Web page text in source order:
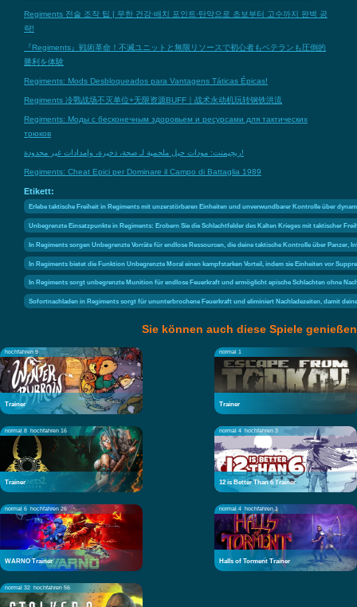
Regiments 전술 조작 팁 | 무한 건강·배치 포인트·탄약으로 초보부터 고수까지 완벽 공
략!
『Regiments』戦術革命！不滅ユニットと無限リソースで初心者もベテランも圧倒的
勝利を体験
Regiments: Mods Desbloqueados para Vantagens Táticas Épicas!
Regiments 冷戰战场不灭单位+无限资源BUFF｜战术永动机玩转钢铁洪流
Regiments: Моды с бесконечным здоровьем и ресурсами для тактических
трюков
ريجيمنت: مودات حيل ملحمية لـ صحة، ذخيرة، وإمدادات غير محدودة!
Regiments: Cheat Epici per Dominare il Campo di Battaglia 1989
Etikett:
Erlebe taktische Freiheit in Regiments mit unzerstörbaren Einheiten und unverwundbarer Kontrolle über
Unbegrenzte Einsatzpunkte in Regiments: Erobern Sie die Schlachtfelder des Kalten Krieges mit taktischer
In Regiments sorgen Unbegrenzte Vorräte für endlose Ressourcen, die deine taktische Kontrolle über
In Regiments bietet die Funktion Unbegrenzte Moral einen kampfstarken Vorteil, indem sie Einheiten vor
In Regiments sorgt unbegrenzte Munition für endlose Feuerkraft und ermöglicht epische Schlachten ohne
Sofortnachladen in Regiments sorgt für ununterbrochene Feuerkraft und eliminiert Nachladezeiten, damit
Sie können auch diese Spiele genießen
hochfahren 9
Trainer
normal 1
Trainer
normal 8 hochfahren 16
Trainer
normal 4 hochfahren 3
12 is Better Than 6 Trainer
normal 6 hochfahren 26
WARNO Trainer
normal 4 hochfahren 1
Halls of Torment Trainer
normal 32 hochfahren 56